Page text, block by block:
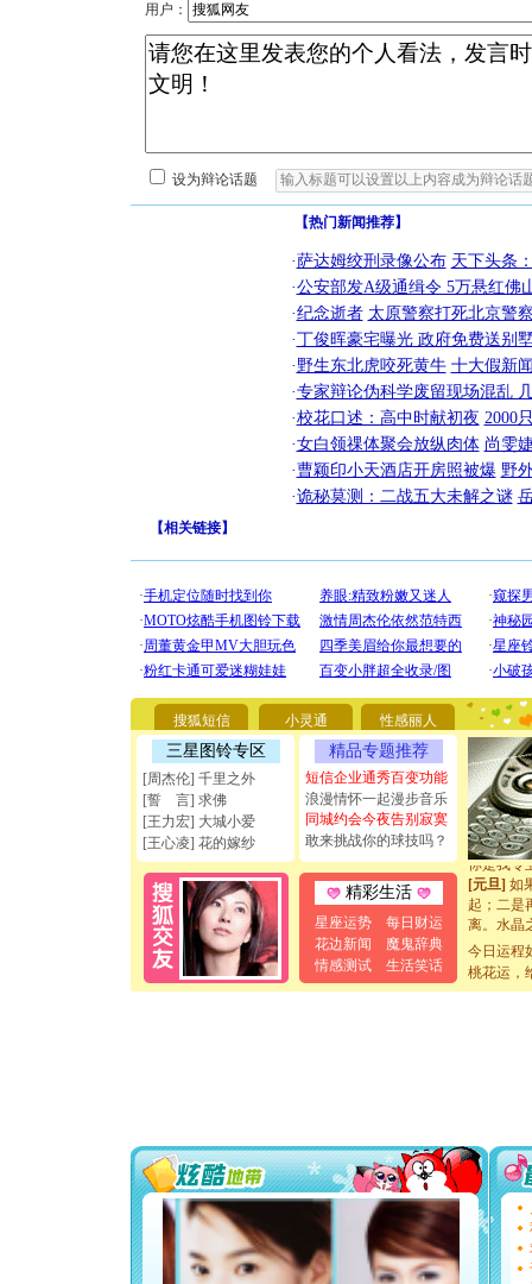
用户：
设为辩论话题
【热门新闻推荐】
·萨达姆绞刑录像公布 天下头条
·公安部发A级通缉令 5万悬红佛
·纪念逝者 太原警察打死北京警
·丁俊晖豪宅曝光 政府免费送别
·野生东北虎咬死黄牛 十大假新
·专家辩论伪科学废留现场混乱
·校花口述：高中时献初夜 2000
·女白领祼体聚会放纵肉体 尚雯
·曹颖印小天酒店开房照被爆 野
·诡秘莫测：二战五大未解之谜
【相关链接】
搜狐短信 小灵通 性感丽人
三星图铃专区
[周杰伦] 千里之外
[誓 言] 求佛
[王力宏] 大城小爱
[王心凌] 花的嫁纱
精品专题推荐
短信企业通秀百变功能
浪漫情怀一起漫步音乐
同城约会今夜告别寂寞
敢来挑战你的球技吗？
精彩生活
星座运势
每日财运
花边新闻
魔鬼辞典
情感测试
生活笑话
[圣诞节]
你太多
[圣诞节]
能正大光
天都要快
[圣诞节]
如意,快
[元旦]看
断电。爱
你是我专
[元旦]如
起；二是
离。水晶
[元旦]当
泣，这痛
卖了。水
[春节]风
要平安！
[圣诞节]
能正大光
天都要快
[圣诞节]
如意,快
[元旦]
看
今日运程
桃花运，